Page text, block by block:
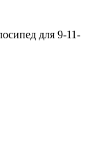
для 9-11-